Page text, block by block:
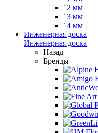
12 мм
13 мм
14 мм
Инженерная доска
Инженерная доска
Назад
Бренды